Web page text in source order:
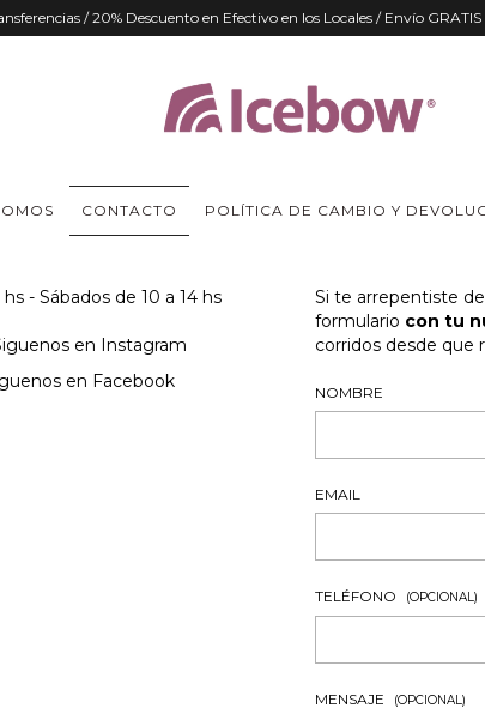
/ 20% Descuento en Efectivo en los Locales / Envío
CONTACTO POLÍTICA DE CAMBIO Y
- Sábados de 10 a 14 hs
en Instagram
en Facebook
Si te arrepentiste
formulario con tu
corridos desde que
NOMBRE
EMAIL
TELÉFONO (OPCIONAL)
MENSAJE (OPCIONAL)